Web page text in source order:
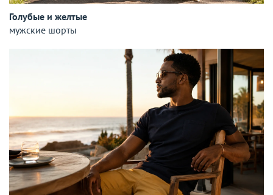
Голубые и желтые
мужские шорты